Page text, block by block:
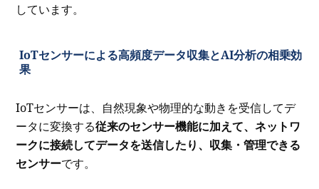
しています。
IoTセンサーによる高頻度データ収集とAI分析の相乗効
果
IoTセンサーは、自然現象や物理的な動きを受信してデ
ータに変換する従来のセンサー機能に加えて、ネットワ
ークに接続してデータを送信したり、収集・管理できる
センサーです。